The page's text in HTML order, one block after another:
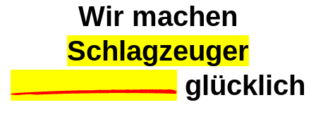
Wir machen
Schlagzeuger
glücklich